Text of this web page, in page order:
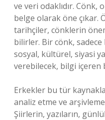
ve veri odaklıdır.
belge olarak öne çıkar.
tarihçiler, cönklerin
bilirler. Bir cönk,
sosyal, kültürel, siyasi
verebilecek, bilgi içeren
Erkekler bu tür
analiz etme ve
Şiirlerin, yazıların,